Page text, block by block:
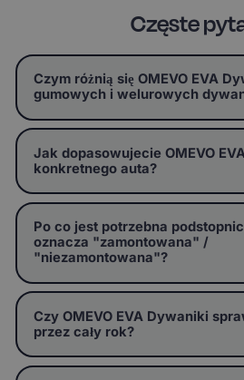
Częste
Czym różnią się OMEVO EVA
gumowych i welurowych
Jak dopasowujecie OMEVO
konkretnego auta?
Po co jest potrzebna
oznacza "zamontowana" /
"niezamontowana"?
Czy OMEVO EVA Dywaniki
przez cały rok?